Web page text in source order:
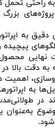
راحتی تحمل
پروژه‌های
دقیق به
نهایی
دقت بالا در
اهمیت
به
در
به‌عنوان